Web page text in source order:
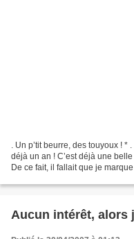
. Un p’tit beurre, des touyoux !
déjà un an ! C’est déjà une
De ce fait, il fallait que je
Aucun intérêt, alors